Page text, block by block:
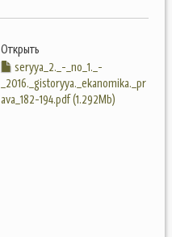
Открыть
seryya_2._-_no_1._-
_2016._gistoryya._ekanomika._pr
ava_182-194.pdf (1.292Mb)